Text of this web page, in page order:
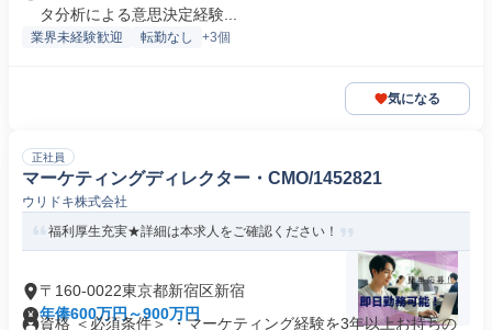
タ分析による意思決定経験...
業界未経験歓迎 転勤なし +3個
気になる
正社員
マーケティングディレクター・CMO/1452821
ウリドキ株式会社
福利厚生充実★詳細は本求人をご確認ください！
〒160-0022東京都新宿区新宿
年俸600万円～900万円
資格 ＜必須条件＞ ・マーケティング経験を3年以上お持ちの